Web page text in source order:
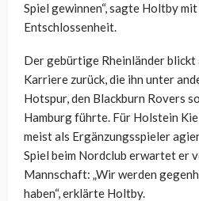
Spiel gewinnen“, sagte Holtby
Entschlossenheit.
Der gebürtige Rheinländer
Karriere zurück, die ihn unter
Hotspur, den Blackburn Rovers
Hamburg führte. Für Holstein
meist als Ergänzungsspieler
Spiel beim Nordclub erwartet er
Mannschaft: „Wir werden
haben“, erklärte Holtby.